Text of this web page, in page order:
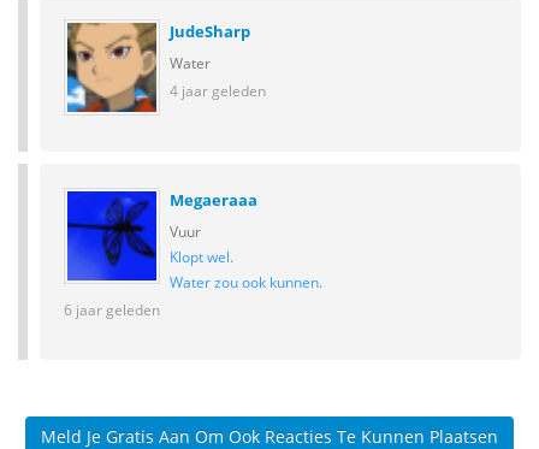
JudeSharp
Water
4 jaar geleden
Megaeraaa
Vuur
Klopt wel.
Water zou ook kunnen.
6 jaar geleden
Meld Je Gratis Aan Om Ook Reacties Te Kunnen Plaatsen